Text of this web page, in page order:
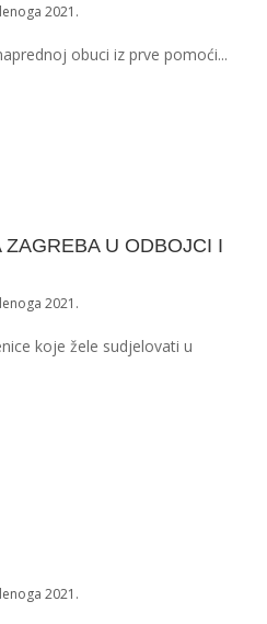
2021.
obuci iz prve pomoći...
U ODBOJCI I
2021.
koje žele sudjelovati u
2021.